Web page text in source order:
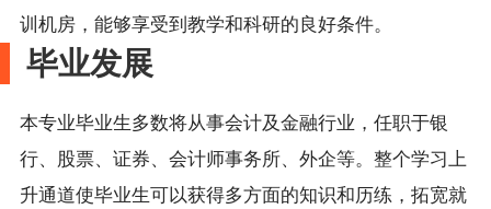
训机房，能够享受到教学和科研的良好条件。
毕业发展
本专业毕业生多数将从事会计及金融行业，任职于银
行、股票、证券、会计师事务所、外企等。整个学习上
升通道使毕业生可以获得多方面的知识和历练，拓宽就